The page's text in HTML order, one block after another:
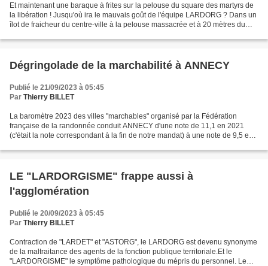
Et maintenant une baraque à frites sur la pelouse du square des martyrs de
la libération ! Jusqu'où ira le mauvais goût de l'équipe LARDORG ? Dans un
îlot de fraicheur du centre-ville à la pelouse massacrée et à 20 mètres du
Dégringolade de la marchabilité à ANNECY
Publié le 21/09/2023 à 05:45
Par Thierry BILLET
La baromètre 2023 des villes "marchables" organisé par la Fédération
française de la randonnée conduit ANNECY d'une note de 11,1 en 2021
(c'était la note correspondant à la fin de notre mandat) à une note de 9,5 en
LE "LARDORGISME" frappe aussi à
l'agglomération
Publié le 20/09/2023 à 05:45
Par Thierry BILLET
Contraction de "LARDET" et "ASTORG", le LARDORG est devenu synonyme
de la maltraitance des agents de la fonction publique territoriale.Et le
"LARDORGISME" le symptôme pathologique du mépris du personnel. Le